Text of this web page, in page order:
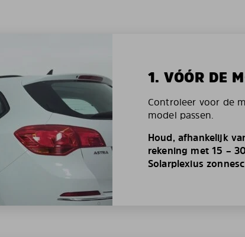
1. VÓÓR DE
Controleer voor de
model passen.
Houd, afhankelijk
rekening met 15 –
Solarplexius